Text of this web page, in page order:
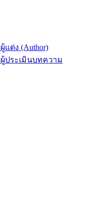
แต่ง (Author)
ประเมินบทความ